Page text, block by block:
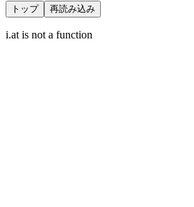
トップ 再読み込み
i.at is not a function